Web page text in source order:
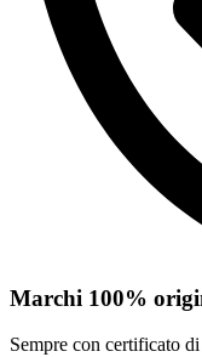
Marchi 100%
Sempre con certificato